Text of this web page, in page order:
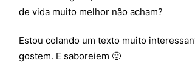
de vida muito melhor não acham?
Estou colando um texto muito
gostem. E saboreiem 🙂